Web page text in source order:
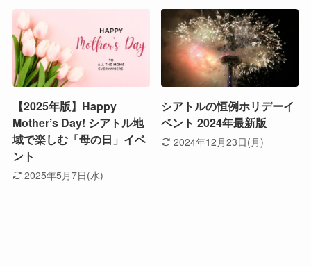
【2025年版】Happy
Mother’s Day! シアトル地
域で楽しむ「母の日」イベ
ント
2025年5月7日(水)
シアトルの恒例ホリデーイ
ベント 2024年最新版
2024年12月23日(月)